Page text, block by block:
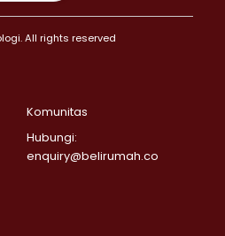
All rights reserved
Komunitas
Hubungi:
enquiry@belirumah.co